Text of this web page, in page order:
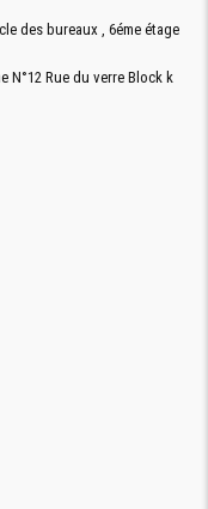
des bureaux , 6éme étage
N°12 Rue du verre Block k